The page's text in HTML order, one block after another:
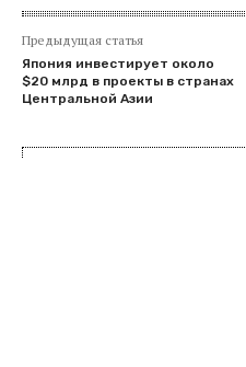
Предыдущая статья
Япония инвестирует около
$20 млрд в проекты в странах
Центральной Азии